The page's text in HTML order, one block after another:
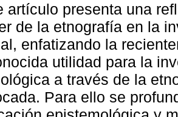
artículo presenta una
de la etnografía en la
enfatizando la
utilidad para la
a través de la
Para ello se